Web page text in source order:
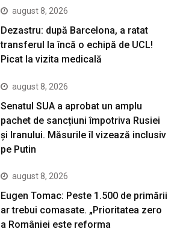
august 8, 2026
Dezastru: după Barcelona, a ratat
transferul la încă o echipă de UCL!
Picat la vizita medicală
august 8, 2026
Senatul SUA a aprobat un amplu
pachet de sancțiuni împotriva Rusiei
și Iranului. Măsurile îl vizează inclusiv
pe Putin
august 8, 2026
Eugen Tomac: Peste 1.500 de primării
ar trebui comasate. „Prioritatea zero
a României este reforma